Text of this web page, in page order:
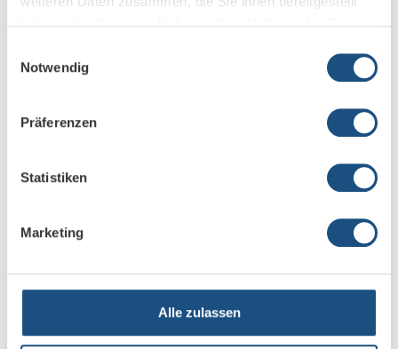
Notwendig
Präferenzen
Statistiken
Marketing
Alle zulassen